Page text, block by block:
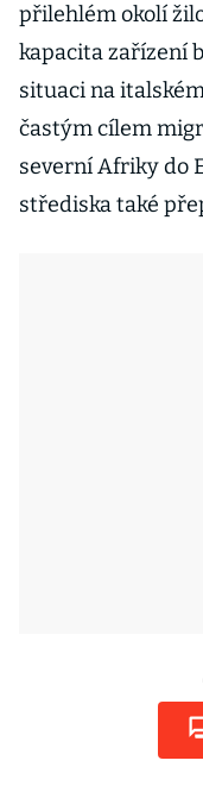
přilehlém okolí
kapacita zařízení
situaci na
častým cílem
severní Afriky do
střediska také